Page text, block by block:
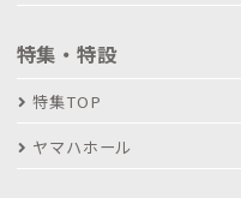
特集・特設
特集TOP
ヤマハホール